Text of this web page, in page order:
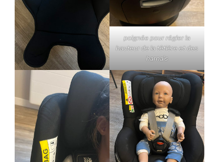
poignée pour régler la
hauteur de la têtière et des
harnais